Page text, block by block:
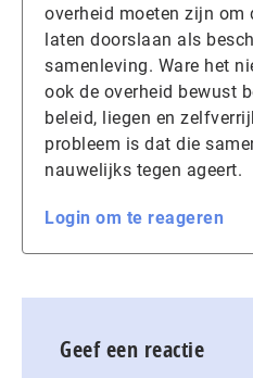
overheid moeten zijn om
laten doorslaan als
samenleving. Ware het
ook de overheid bewust
beleid, liegen en
probleem is dat die
nauwelijks tegen ageert.
Login om te reageren
Geef een reactie